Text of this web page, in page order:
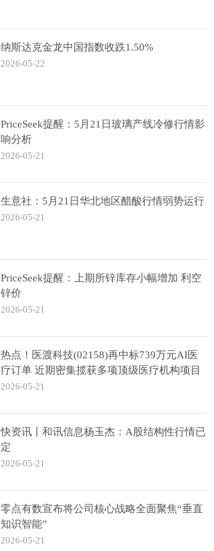
纳斯达克金龙中国指数收跌1.50%
2026-05-22
PriceSeek提醒：5月21日玻璃产线冷修行情影
响分析
2026-05-21
生意社：5月21日华北地区醋酸行情弱势运行
2026-05-21
PriceSeek提醒：上期所锌库存小幅增加 利空
锌价
2026-05-21
热点！医渡科技(02158)再中标739万元AI医
疗订单 近期密集揽获多项顶级医疗机构项目
2026-05-21
快资讯丨和讯信息杨玉杰：A股结构性行情已
定
2026-05-21
零点有数宣布将公司核心战略全面聚焦“垂直
知识智能”
2026-05-21